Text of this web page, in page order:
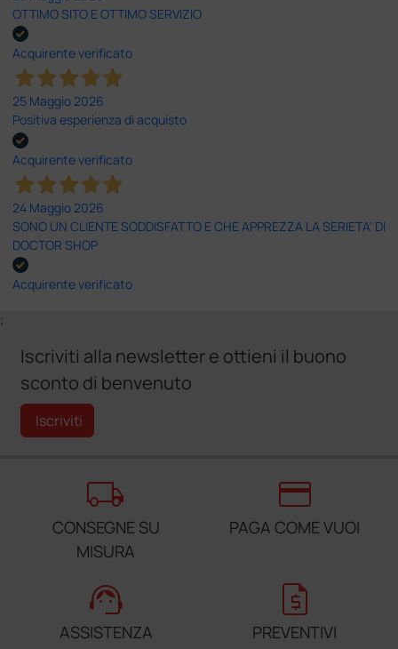
OTTIMO SITO E OTTIMO SERVIZIO
Acquirente verificato
25 Maggio 2026
Positiva esperienza di acquisto
Acquirente verificato
24 Maggio 2026
SONO UN CLIENTE SODDISFATTO E CHE APPREZZA LA SERIETA' DI
DOCTOR SHOP
Acquirente verificato
;
Iscriviti alla newsletter e ottieni il buono
sconto di benvenuto
Iscriviti
local_shipping
CONSEGNE SU
MISURA
credit_card
PAGA COME VUOI
support_agent
ASSISTENZA
request_quote
PREVENTIVI